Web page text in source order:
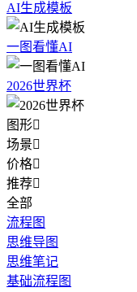
AI生成模板
一图看懂AI
2026世界杯
图形
场景
价格
推荐
全部
流程图
思维导图
思维笔记
基础流程图